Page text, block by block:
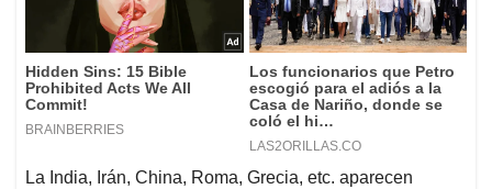
La India, Irán, China, Roma, Grecia, etc. aparecen